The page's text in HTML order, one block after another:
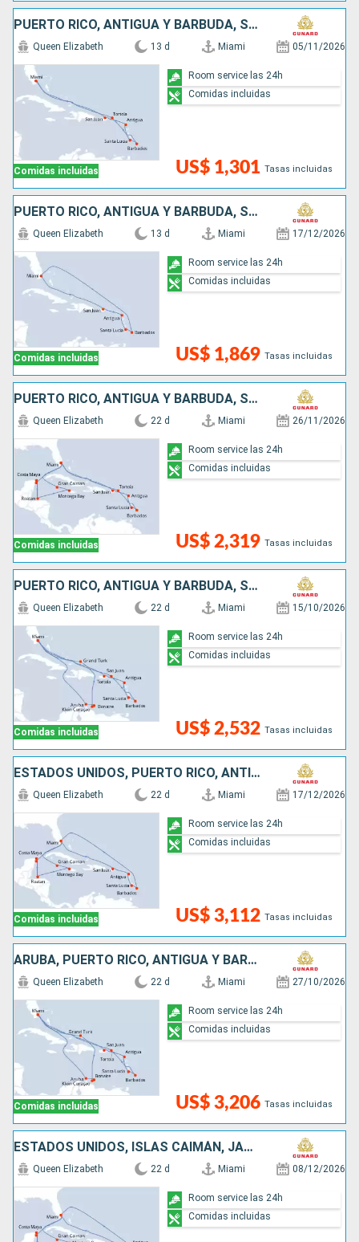
PUERTO RICO, ANTIGUA Y BARBUDA, SANTA LUCIA, BARBADOS, SAN MARTÍN, ESTADOS UNIDOS
Comidas incluidas
Queen Elizabeth 13 d Miami 05/11/2026
US$ 1,301 Tasas incluidas
Room service las 24h
Comidas incluidas
PUERTO RICO, ANTIGUA Y BARBUDA, SANTA LUCIA, BARBADOS, SAN MARTÍN, ESTADOS UNIDOS
Comidas incluidas
Queen Elizabeth 13 d Miami 17/12/2026
US$ 1,869 Tasas incluidas
Room service las 24h
Comidas incluidas
PUERTO RICO, ANTIGUA Y BARBUDA, SANTA LUCIA, BARBADOS, SAN MARTÍN, ISLAS CAIMÁN, JAMAICA, MÉXICO, HONDURAS, ESTADOS UNIDOS
Comidas incluidas
Queen Elizabeth 22 d Miami 26/11/2026
US$ 2,319 Tasas incluidas
Room service las 24h
Comidas incluidas
PUERTO RICO, ANTIGUA Y BARBUDA, SANTA LUCIA, BARBADOS, SAN MARTÍN, ESTADOS UNIDOS, ARUBA
Comidas incluidas
Queen Elizabeth 22 d Miami 15/10/2026
US$ 2,532 Tasas incluidas
Room service las 24h
Comidas incluidas
ESTADOS UNIDOS, PUERTO RICO, ANTIGUA Y BARBUDA, SANTA LUCIA, BARBADOS, SAN MARTÍN, ISLAS CAIMÁN, JAMAICA, HONDURAS, MÉXICO
Comidas incluidas
Queen Elizabeth 22 d Miami 17/12/2026
US$ 3,112 Tasas incluidas
Room service las 24h
Comidas incluidas
ARUBA, PUERTO RICO, ANTIGUA Y BARBUDA, SANTA LUCIA, BARBADOS, SAN MARTÍN, ESTADOS UNIDOS
Comidas incluidas
Queen Elizabeth 22 d Miami 27/10/2026
US$ 3,206 Tasas incluidas
Room service las 24h
Comidas incluidas
ESTADOS UNIDOS, ISLAS CAIMÁN, JAMAICA, HONDURAS, MÉXICO, PUERTO RICO, ANTIGUA Y BARBUDA, SANTA LUCIA, BARBADOS, SAN MARTÍN
Queen Elizabeth 22 d Miami 08/12/2026
Room service las 24h
Comidas incluidas